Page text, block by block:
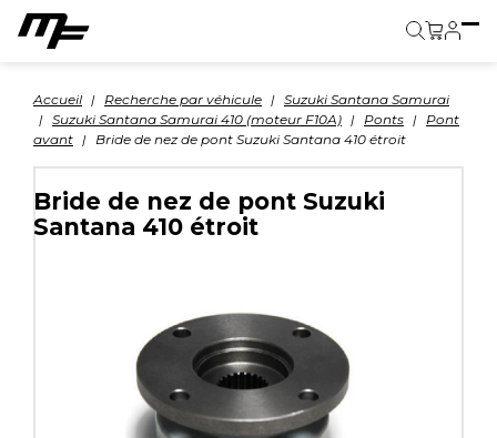
Accueil Recherche par véhicule
Suzuki Santana Samurai
Suzuki Santana Samurai 410 (moteur F10A)
Ponts
Pont
avant
Bride de nez de pont Suzuki Santana 410 étroit
Bride de nez de pont Suzuki
Santana 410 étroit